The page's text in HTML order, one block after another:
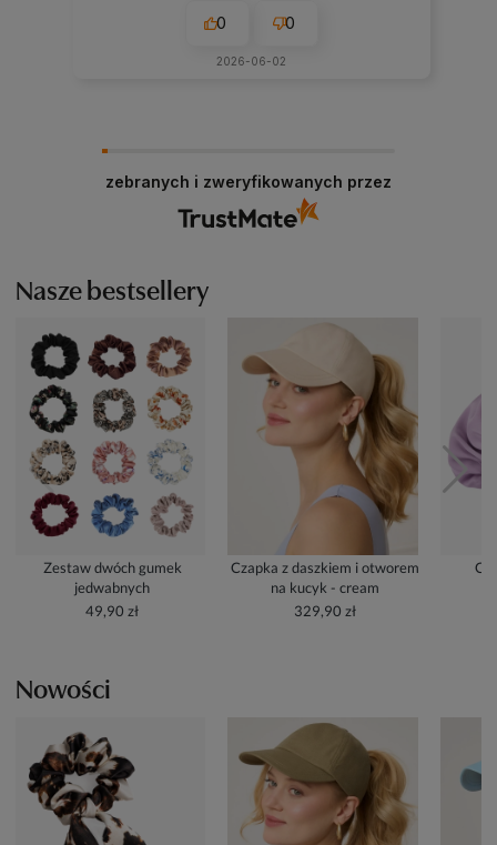
0 0
2026-06-02
zebranych i zweryfikowanych przez
Nasze bestsellery
Zestaw dwóch gumek
jedwabnych
49,90 zł
Czapka z daszkiem i otworem
na kucyk - cream
329,90 zł
Nowości